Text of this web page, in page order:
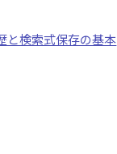
と検索式保存の基本